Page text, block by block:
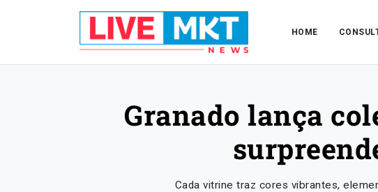
HOME
Granado lança
Cada vitrine traz cores vibrantes,